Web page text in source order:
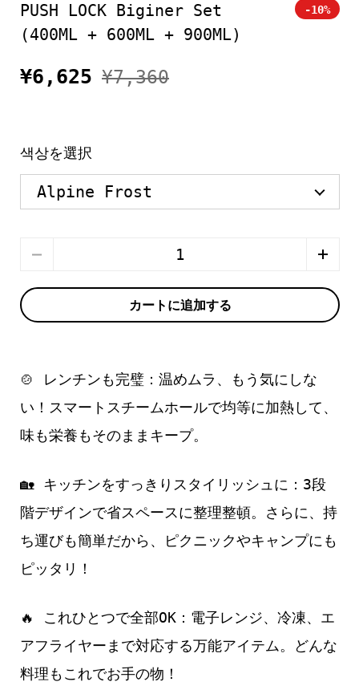
PUSH LOCK Biginer Set
(400ML + 600ML + 900ML)
-10%
¥6,625 ¥7,360
색상を選択
数量
カートに追加する
🍲 レンチンも完璧：温めムラ、もう気にしな
い！スマートスチームホールで均等に加熱して、
味も栄養もそのままキープ。
🏡 キッチンをすっきりスタイリッシュに：3段
階デザインで省スペースに整理整頓。さらに、持
ち運びも簡単だから、ピクニックやキャンプにも
ピッタリ！
🔥 これひとつで全部OK：電子レンジ、冷凍、エ
アフライヤーまで対応する万能アイテム。どんな
料理もこれでお手の物！